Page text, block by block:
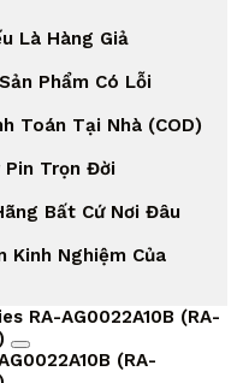
Là Hàng Giả
Phẩm Có Lỗi
Toán Tại Nhà (COD)
Trọn Đời
Bất Cứ Nơi Đâu
Kinh Nghiệm Của
RA-AG0022A10B (RA-